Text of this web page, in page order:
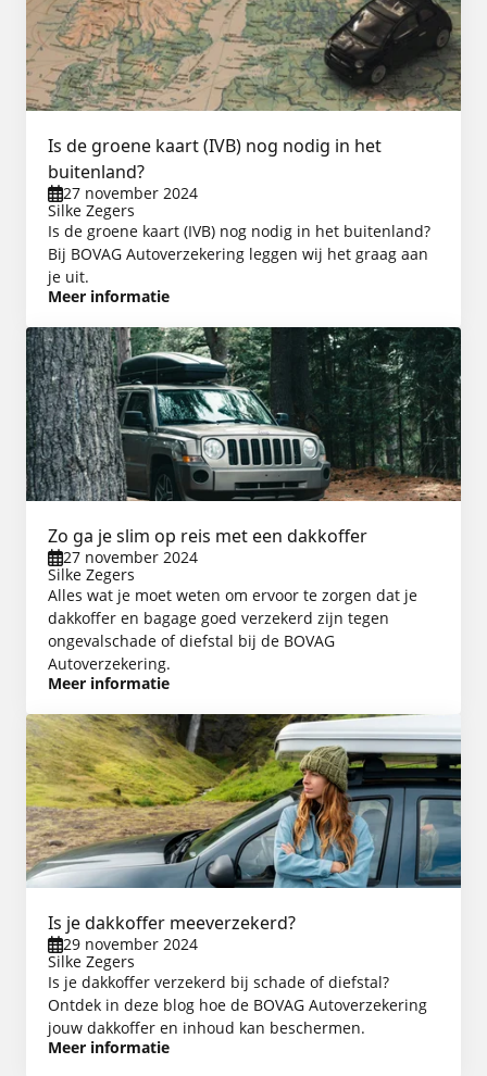
Is de groene kaart (IVB) nog nodig in het
buitenland?
27 november 2024
Silke Zegers
Is de groene kaart (IVB) nog nodig in het buitenland?
Bij BOVAG Autoverzekering leggen wij het graag aan
je uit.
Meer informatie
Zo ga je slim op reis met een dakkoffer
27 november 2024
Silke Zegers
Alles wat je moet weten om ervoor te zorgen dat je
dakkoffer en bagage goed verzekerd zijn tegen
ongevalschade of diefstal bij de BOVAG
Autoverzekering.
Meer informatie
Is je dakkoffer meeverzekerd?
29 november 2024
Silke Zegers
Is je dakkoffer verzekerd bij schade of diefstal?
Ontdek in deze blog hoe de BOVAG Autoverzekering
jouw dakkoffer en inhoud kan beschermen.
Meer informatie